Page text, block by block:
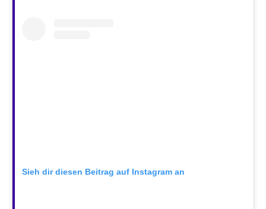
Sieh dir diesen Beitrag auf Instagram an